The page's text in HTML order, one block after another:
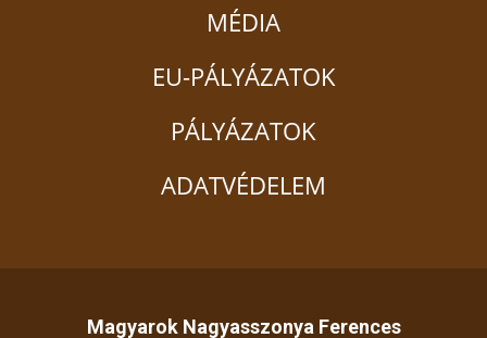
MÉDIA
EU-PÁLYÁZATOK
PÁLYÁZATOK
ADATVÉDELEM
Magyarok Nagyasszonya Ferences